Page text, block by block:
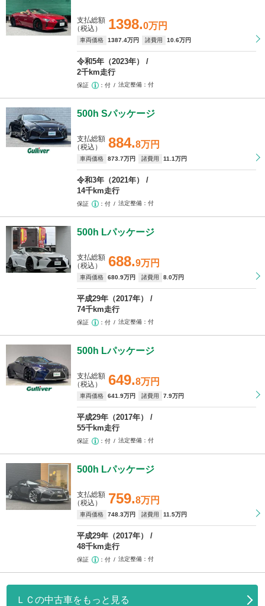
1398.0万円
支払総額
（税込）
車両価格 1387 .4万円 諸費用 10 .6万円
令和5年（2023年）
2千km走行
保証 付 法定整備 付
500h Sパッケージ
884.8万円
支払総額
（税込）
車両価格 873 .7万円 諸費用 11 .1万円
令和3年（2021年）
14千km走行
保証 付 法定整備 付
500h Lパッケージ
688.9万円
支払総額
（税込）
車両価格 680 .9万円 諸費用 8 .0万円
平成29年（2017年）
74千km走行
保証 付 法定整備 付
500h Lパッケージ
649.8万円
支払総額
（税込）
車両価格 641 .9万円 諸費用 7 .9万円
平成29年（2017年）
55千km走行
保証 付 法定整備 付
500h Lパッケージ
759.8万円
支払総額
（税込）
車両価格 748 .3万円 諸費用 11 .5万円
平成29年（2017年）
48千km走行
保証 付 法定整備 付
ＬＣの中古車をもっと見る